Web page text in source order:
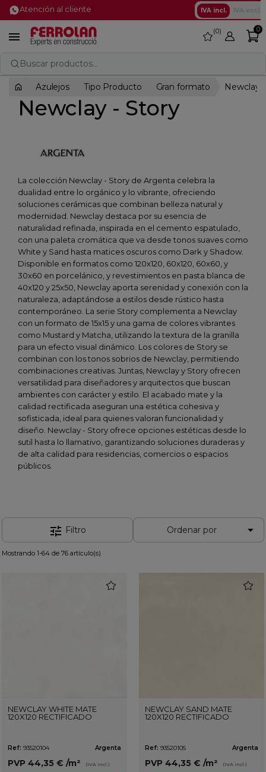
Atención al cliente IVA incl.
 favorite
0 0
Buscar productos...
Azulejos Tipo Producto Gran formato Newclay
Newclay - Story
La colección Newclay - Story de Argenta celebra la
dualidad entre lo orgánico y lo vibrante, ofreciendo
soluciones cerámicas que combinan belleza natural y
modernidad. Newclay destaca por su esencia de
naturalidad refinada, inspirada en el cemento espatulado,
con una paleta cromática que va desde tonos suaves como
White y Sand hasta matices oscuros como Dark y Shadow.
Disponible en formatos como 120x120, 60x120, 60x60, y
30x60 en porcelánico, y revestimientos en pasta blanca de
40x120 y 25x50, Newclay aporta serenidad y conexión con la
naturaleza, adaptándose a estilos desde rústico hasta
contemporáneo. La serie Story complementa a Newclay
con un formato de 15x15 y una gama de colores vibrantes
como Mustard y Matcha, utilizando la textura de la granilla
para un efecto visual dinámico. Los colores de Story se
combinan con los tonos sobrios de Newclay, permitiendo
combinaciones creativas. Juntas, Newclay y Story ofrecen
versatilidad para diseñadores y arquitectos que buscan
ambientes con carácter y estilo. El acabado mate y la
calidad rectificada aseguran una estética cohesiva y
sofisticada, ideal para quienes valoran funcionalidad y
diseño. Newclay - Story ofrece opciones estéticas desde lo
sutil hasta lo llamativo, garantizando soluciones duraderas y
de alta calidad para residencias, comercios o espacios
públicos.
tune Filtro Ordenar por 
Mostrando 1-64 de 76 artículo(s)
NEWCLAY WHITE MATE
120X120 RECTIFICADO
Ref: 93520104 Argenta
PVP 44,35 € /m² (IVA incl.)
NEWCLAY SAND MATE
120X120 RECTIFICADO
Ref: 93520105 Argenta
PVP 44,35 € /m² (IVA incl.)